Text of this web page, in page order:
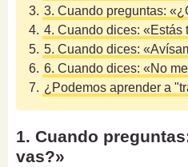
3. 3. Cuando preguntas:
4. 4. Cuando dices: «Estás
5. 5. Cuando dices:
6. 6. Cuando dices: «No
7. ¿Podemos aprender a
1. Cuando
vas?»